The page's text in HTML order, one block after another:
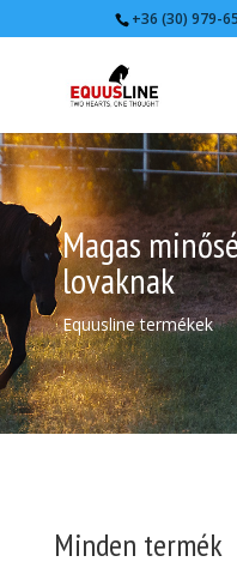
+36 (30) 979-
Magas
lovaknak
Equusline termékek
Minden termék